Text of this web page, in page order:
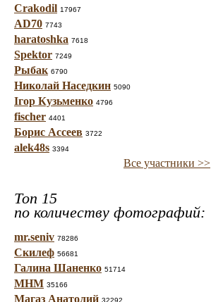
Crakodil 17967
AD70 7743
haratoshka 7618
Spektor 7249
Рыбак 6790
Николай Наседкин 5090
Ігор Кузьменко 4796
fischer 4401
Борис Ассеев 3722
alek48s 3394
Все участники >>
Топ 15
по количеству фотографий:
mr.seniv 78286
Скилеф 56681
Галина Шаненко 51714
МНМ 35166
Магаз Анатолий 32292